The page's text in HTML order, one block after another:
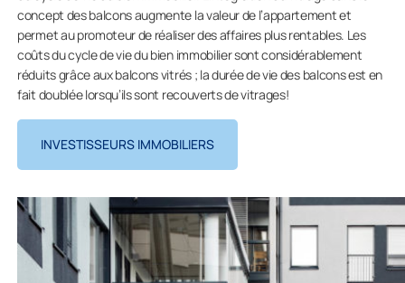
concept des balcons augmente la valeur de l’appartement et
permet au promoteur de réaliser des affaires plus rentables. Les
coûts du cycle de vie du bien immobilier sont considérablement
réduits grâce aux balcons vitrés ; la durée de vie des balcons est en
fait doublée lorsqu’ils sont recouverts de vitrages!
INVESTISSEURS IMMOBILIERS